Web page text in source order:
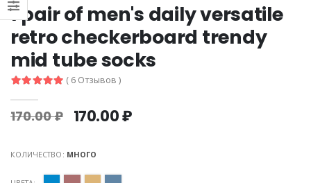
1 pair of men's daily versatile
retro checkerboard trendy
mid tube socks
( 6 Отзывов )
170.00 ₽ 170.00 ₽
КОЛИЧЕСТВО: МНОГО